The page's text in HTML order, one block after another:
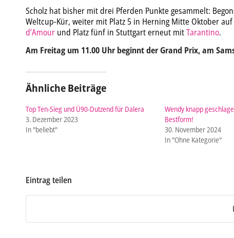
Scholz hat bisher mit drei Pferden Punkte gesammelt:
Weltcup-Kür, weiter mit Platz 5 in Herning Mitte Oktober auf
d’Amour und Platz fünf in Stuttgart erneut mitTarantino.
Am Freitag um 11.00 Uhr beginnt der Grand Prix, am
Ähnliche Beiträge
Top Ten-Sieg und Ü90-Dutzend für Dalera
3. Dezember 2023
In "beliebt"
Wendy knapp
Bestform!
30. November 2024
In "Ohne Kategorie"
Eintrag teilen